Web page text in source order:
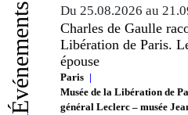
Événements Du 25.08.2026 au
Charles de Gaulle
Libération de Paris.
épouse
Paris
Musée de la Libération de
général Leclerc – musée